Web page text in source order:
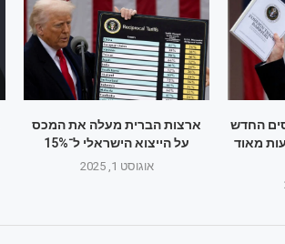
ארצות הברית מעלה את המכס
על הייצוא הישראלי ל־15%
אוגוסט 1, 2025
החדש
מאוד